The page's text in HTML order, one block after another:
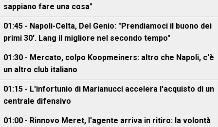
sappiano fare una cosa"
01:45 - Napoli-Celta, Del Genio: "Prendiamoci il buono dei
primi 30'. Lang il migliore nel secondo tempo"
01:30 - Mercato, colpo Koopmeiners: altro che Napoli, c'è
un altro club italiano
01:15 - L'infortunio di Marianucci accelera l'acquisto di un
centrale difensivo
01:00 - Rinnovo Meret, l'agente arriva in ritiro: la volontà